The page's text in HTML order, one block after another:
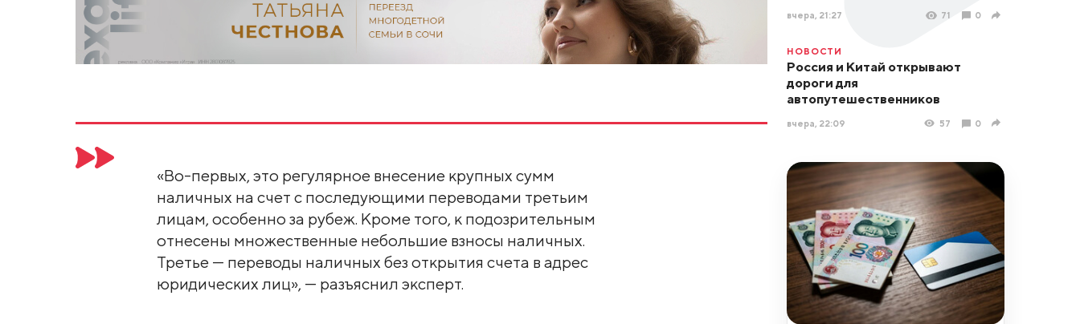
«Во-первых, это регулярное внесение крупных сумм
наличных на счет с последующими переводами третьим
лицам, особенно за рубеж. Кроме того, к подозрительным
отнесены множественные небольшие взносы наличных.
Третье — переводы наличных без открытия счета в адрес
юридических лиц», — разъяснил эксперт.
вчера, 21:27 71 0
НОВОСТИ
Россия и Китай открывают
дороги для
автопутешественников
вчера, 22:09 57 0